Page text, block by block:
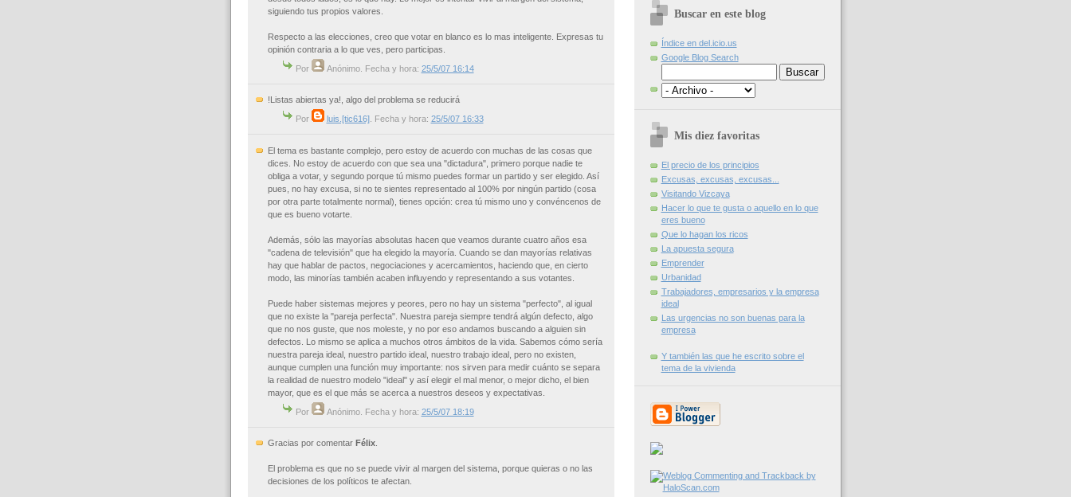
siguiendo tus propios valores.
Respecto a las elecciones, creo que votar en blanco es lo mas inteligente. Expresas tu
opinión contraria a lo que ves, pero participas.
Por
Anónimo. Fecha y hora: 25/5/07 16:14
!Listas abiertas ya!, algo del problema se reducirá
Por
luis.[tic616]. Fecha y hora: 25/5/07 16:33
El tema es bastante complejo, pero estoy de acuerdo con muchas de las cosas que
dices. No estoy de acuerdo con que sea una "dictadura", primero porque nadie te
obliga a votar, y segundo porque tú mismo puedes formar un partido y ser elegido. Así
pues, no hay excusa, si no te sientes representado al 100% por ningún partido (cosa
por otra parte totalmente normal), tienes opción: crea tú mismo uno y convéncenos de
que es bueno votarte.
Además, sólo las mayorías absolutas hacen que veamos durante cuatro años esa
"cadena de televisión" que ha elegido la mayoría. Cuando se dan mayorías relativas
hay que hablar de pactos, negociaciones y acercamientos, haciendo que, en cierto
modo, las minorías también acaben influyendo y representando a sus votantes.
Puede haber sistemas mejores y peores, pero no hay un sistema "perfecto", al igual
que no existe la "pareja perfecta". Nuestra pareja siempre tendrá algún defecto, algo
que no nos guste, que nos moleste, y no por eso andamos buscando a alguien sin
defectos. Lo mismo se aplica a muchos otros ámbitos de la vida. Sabemos cómo sería
nuestra pareja ideal, nuestro partido ideal, nuestro trabajo ideal, pero no existen,
aunque cumplen una función muy importante: nos sirven para medir cuánto se separa
la realidad de nuestro modelo "ideal" y así elegir el mal menor, o mejor dicho, el bien
mayor, que es el que más se acerca a nuestros deseos y expectativas.
Por
Anónimo. Fecha y hora: 25/5/07 18:19
Gracias por comentar Félix.
El problema es que no se puede vivir al margen del sistema, porque quieras o no las
decisiones de los políticos te afectan.
Buscar en este blog
Índice en del.icio.us
Google Blog Search
Mis diez favoritas
El precio de los principios
Excusas, excusas, excusas...
Visitando Vizcaya
Hacer lo que te gusta o aquello en lo que
eres bueno
Que lo hagan los ricos
La apuesta segura
Emprender
Urbanidad
Trabajadores, empresarios y la empresa
ideal
Las urgencias no son buenas para la
empresa
Y también las que he escrito sobre el
tema de la vivienda